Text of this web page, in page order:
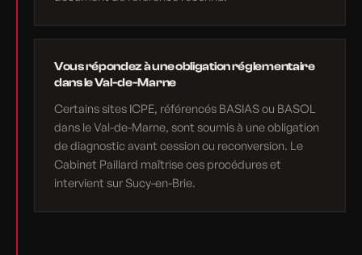
Vous répondez à une obligation réglementaire
dans le Val-de-Marne
Certains sites ICPE, référencés BASIAS ou BASOL
dans le Val-de-Marne, sont soumis à une obligation
de diagnostic avant cession ou reconversion. Le
Cabinet Paillard maîtrise ces procédures et
intervient sur Sucy-en-Brie.